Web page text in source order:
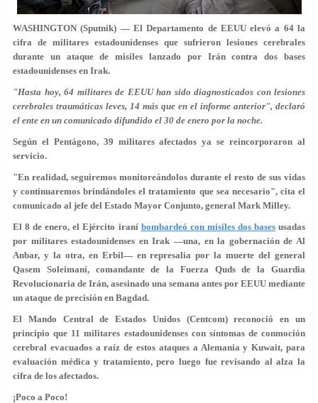
WASHINGTON (Sputnik) — El Departamento de EEUU elevó a 64 la
cifra de militares estadounidenses que sufrieron lesiones cerebrales
durante un ataque de misiles lanzado por Irán contra dos bases
estadounidenses en Irak.
"Hasta hoy, 64 militares de EEUU han sido diagnosticados con lesiones
cerebrales traumáticas leves, 14 más que en el informe anterior", declaró
el ente en un comunicado difundido el 30 de enero por la noche.
Según el Pentágono, 39 militares afectados ya se reincorporaron al
servicio.
"En realidad, seguiremos monitoreándolos durante el resto de sus vidas
y continuaremos brindándoles el tratamiento que sea necesario", cita el
comunicado al jefe del Estado Mayor Conjunto, general Mark Milley.
El 8 de enero, el Ejército iraní bombardeó con misiles dos basesusadas
por militares estadounidenses en Irak —una, en la gobernación de Al
Anbar, y la otra, en Erbil— en represalia por la muerte del general
Qasem Soleimaní, comandante de la Fuerza Quds de la Guardia
Revolucionaria de Irán, asesinado una semana antes por EEUU mediante
un ataque de precisión en Bagdad.
El Mando Central de Estados Unidos (Centcom) reconoció en un
principio que 11 militares estadounidenses con síntomas de conmoción
cerebral evacuados a raíz de estos ataques a Alemania y Kuwait, para
evaluación médica y tratamiento, pero luego fue revisando al alza la
cifra de los afectados.
¡Poco a Poco!